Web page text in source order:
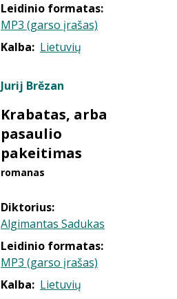
Leidinio formatas:
MP3 (garso įrašas)
Kalba: Lietuvių
Jurij Brĕzan
Krabatas, arba
pasaulio
pakeitimas
romanas
Diktorius:
Algimantas Sadukas
Leidinio formatas:
MP3 (garso įrašas)
Kalba: Lietuvių